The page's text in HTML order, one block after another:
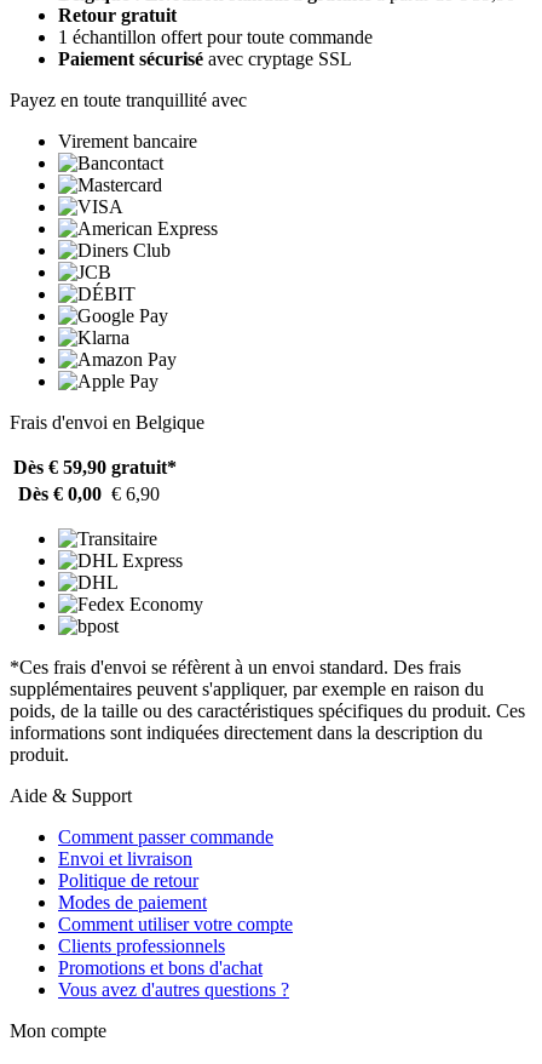
Retour gratuit
1 échantillon offert pour toute commande
Paiement sécurisé avec cryptage SSL
Payez en toute tranquillité avec
Virement bancaire
Frais d'envoi en Belgique
Dès € 59,90 gratuit*
Dès € 0,00 € 6,90
*Ces frais d'envoi se réfèrent à un envoi standard. Des frais
supplémentaires peuvent s'appliquer, par exemple en raison du
poids, de la taille ou des caractéristiques spécifiques du produit. Ces
informations sont indiquées directement dans la description du
produit.
Aide & Support
Comment passer commande
Envoi et livraison
Politique de retour
Modes de paiement
Comment utiliser votre compte
Clients professionnels
Promotions et bons d'achat
Vous avez d'autres questions ?
Mon compte